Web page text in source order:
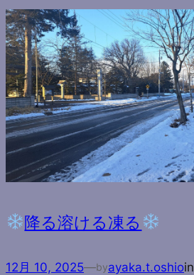
降る溶ける凍る
12月 10, 2025—byayaka.t.oshioin